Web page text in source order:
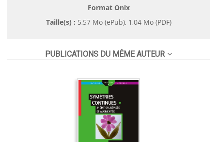
Format Onix
Taille(s) : 5,57 Mo (ePub), 1,04 Mo (PDF)
PUBLICATIONS DU MÊME AUTEUR